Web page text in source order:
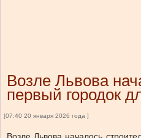
Возле Львова
первый городок
[07:40 20 января 2026 года ]